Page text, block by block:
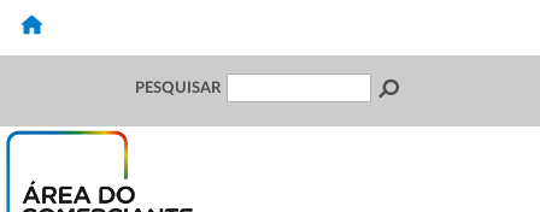
PESQUISAR